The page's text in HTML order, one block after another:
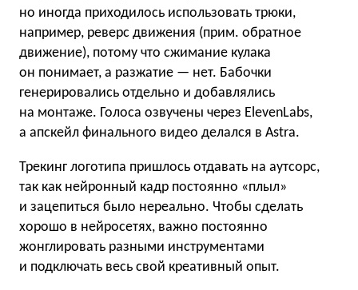
но иногда приходилось использовать трюки,
например, реверс движения (прим. обратное
движение), потому что сжимание кулака
он понимает, а разжатие — нет. Бабочки
генерировались отдельно и добавлялись
на монтаже. Голоса озвучены через ElevenLabs,
а апскейл финального видео делался в Astra.
Трекинг логотипа пришлось отдавать на аутсорс,
так как нейронный кадр постоянно «плыл»
и зацепиться было нереально. Чтобы сделать
хорошо в нейросетях, важно постоянно
жонглировать разными инструментами
и подключать весь свой креативный опыт.